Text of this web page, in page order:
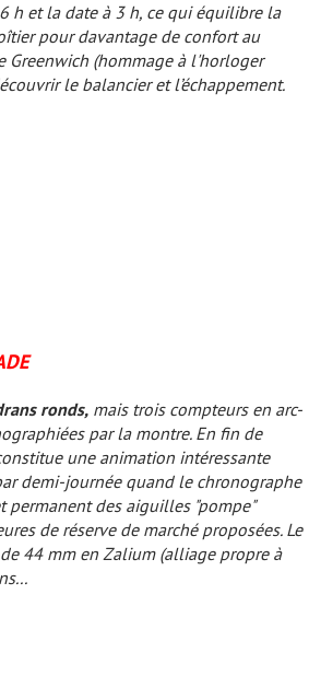
h et la date à 3 h, ce qui équilibre la
pour davantage de confort au
Greenwich (hommage à l'horloger
le balancier et l’échappement.
ronds, mais trois compteurs en arc-
par la montre. En fin de
une animation intéressante
demi-journée quand le chronographe
permanent des aiguilles "pompe"
de réserve de marché proposées. Le
44 mm en Zalium (alliage propre à